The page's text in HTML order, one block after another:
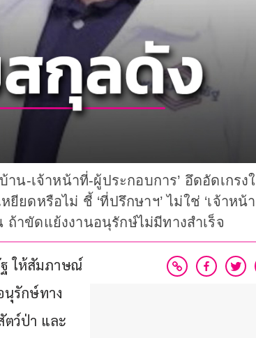
าน-เจ้าหน้าที่-ผู้ประกอบการ’ อึดอัดเกรง
ดหรือไม่ ชี้ ‘ที่ปรึกษาฯ’ ไม่ใช่ ‘เจ้าหน้
าขัดแย้งงานอนุรักษ์ไม่มีทางสำเร็จ
ให้สัมภาษณ์
นุรักษ์ทาง
ว์ป่า และ